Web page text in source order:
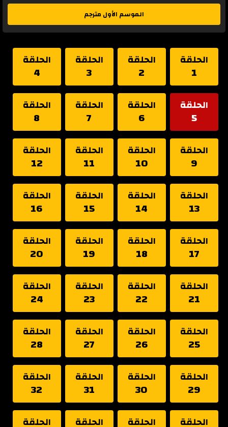
الموسم الأول مترجم
الحلقة
1
الحلقة
2
الحلقة
3
الحلقة
4
الحلقة
5
الحلقة
6
الحلقة
7
الحلقة
8
الحلقة
9
الحلقة
10
الحلقة
11
الحلقة
12
الحلقة
13
الحلقة
14
الحلقة
15
الحلقة
16
الحلقة
17
الحلقة
18
الحلقة
19
الحلقة
20
الحلقة
21
الحلقة
22
الحلقة
23
الحلقة
24
الحلقة
25
الحلقة
26
الحلقة
27
الحلقة
28
الحلقة
29
الحلقة
30
الحلقة
31
الحلقة
32
الحلقة الحلقة الحلقة الحلقة